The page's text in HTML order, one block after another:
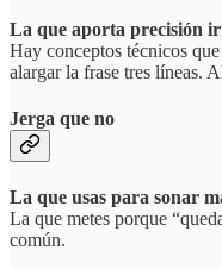
La que aporta precisión
Hay conceptos técnicos
alargar la frase tres líneas.
Jerga que no
La que usas para sonar
La que metes porque
común.